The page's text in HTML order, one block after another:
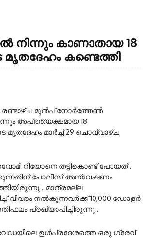
നിന്നും കാണാതായ 18
മൃതദേഹം കണ്ടെത്തി
രണ്ടാഴ്ച മുന്‍പ് നോര്‍ത്തേണ്‍
അപ്രത്യക്ഷമായ 18
മൃതദേഹം മാര്‍ച്ച് 29 ചൊവ്വാഴ്ച
റിയോനെ തട്ടികൊണ്ട് പോയത് .
പോലീസ് അന്വേഷണം
. മാത്രമല്ല
വിവരം നല്‍കുന്നവര്‍ക്ക് 10,000 ഡോളര്‍
പ്രഖ്യാപിച്ചിരുന്നു .
ഉള്‍പ്രദേശത്തെ ഒരു ഗ്രേവ്